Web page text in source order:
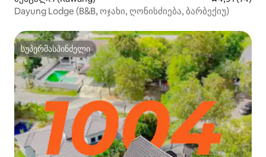
Dayung Lodge (B&B, ოჯახი, ღონისძიება, ბარბექიუ)
სუპერმასპინძელი
სუპერმასპინძელი